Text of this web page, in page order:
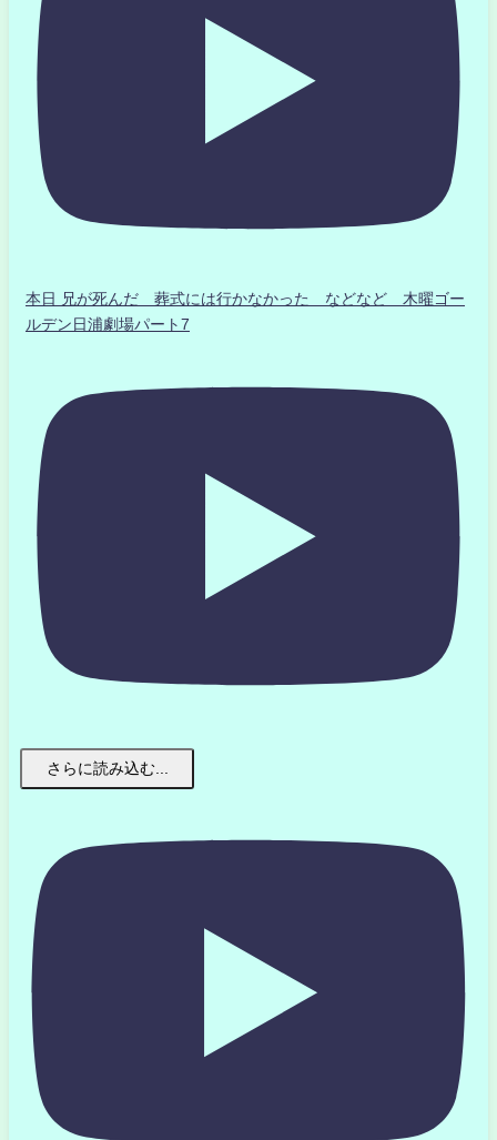
本日 兄が死んだ 葬式には行かなかった などなど 木曜ゴー
ルデン日浦劇場パート7
さらに読み込む...